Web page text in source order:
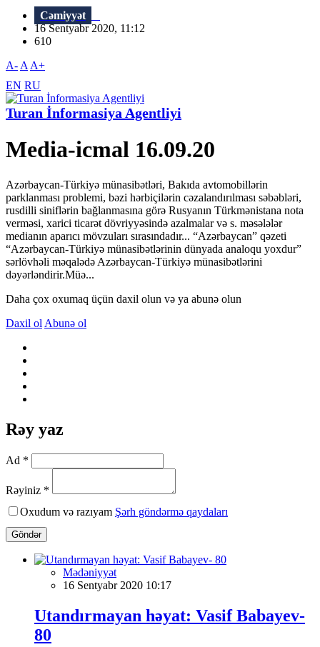
Cəmiyyət
16 Sentyabr 2020, 11:12
610
A- A A+
EN RU
Turan İnformasiya Agentliyi
Media-icmal 16.09.20
Azərbaycan-Türkiyə münasibətləri, Bakıda avtomobillərin
parklanması problemi, bəzi hərbiçilərin cəzalandırılması səbəbləri,
rusdilli siniflərin bağlanmasına görə Rusyanın Türkmənistana nota
verməsi, xarici ticarət dövriyyəsində azalmalar və s. məsələlər
medianın aparıcı mövzuları sırasındadır... “Azərbaycan” qəzeti
“Azərbaycan-Türkiyə münasibətlərinin dünyada analoqu yoxdur”
sərlövhəli məqalədə Azərbaycan-Türkiyə münasibətlərini
dəyərləndirir.Müə...
Daha çox oxumaq üçün daxil olun və ya abunə olun
Daxil ol Abunə ol
Rəy yaz
Ad *
Rəyiniz *
Oxudum və razıyam Şərh göndərmə qaydaları
Göndər
Mədəniyyət
16 Sentyabr 2020 10:17
Utandırmayan həyat: Vasif Babayev-
80